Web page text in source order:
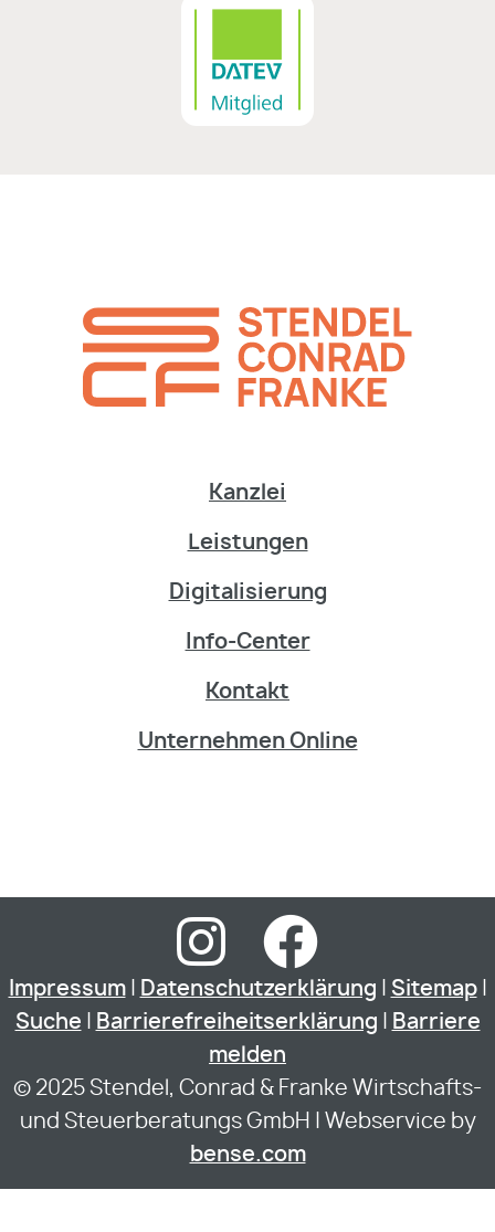
Kanzlei
Leistungen
Digitalisierung
Info-Center
Kontakt
Unternehmen Online
Impressum| Datenschutzerklärung Sitemap|
Suche
Barrierefreiheitserklärung
Barriere
melden
© 2025 Stendel, Conrad & Franke Wirtschafts-
und Steuerberatungs GmbH | Webservice by
bense.com